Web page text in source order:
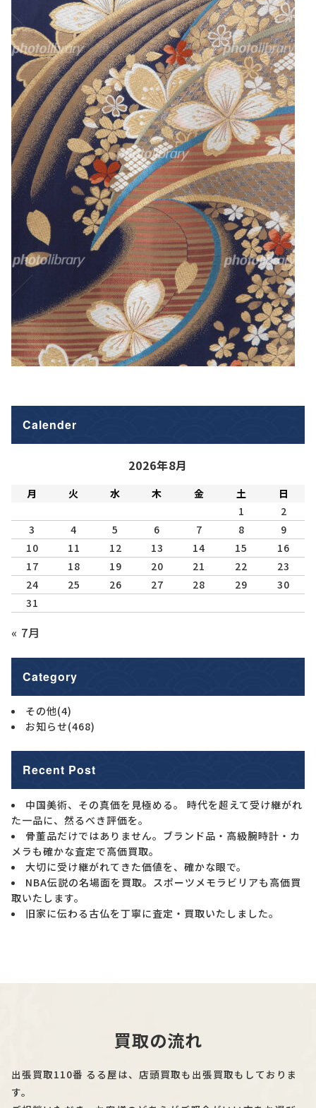
Calender
2026年8月
月 火 水 木 金 土
日
1
2
3
4 5 6 7 8
9
10
11 12 13 14 15
16
17
18 19 20 21 22
23
24
25 26 27 28 29
30
31
« 7月
Category
その他(4)
お知らせ(468)
Recent Post
中国美術、その真価を見極める。 時代を超えて受け継がれ
た一品に、然るべき評価を。
骨董品だけではありません。ブランド品・高級腕時計・カ
メラも確かな査定で高価買取。
大切に受け継がれてきた価値を、確かな眼で。
NBA伝説の名場面を買取。スポーツメモラビリアも高価買
取いたします。
旧家に伝わる古仏を丁寧に査定・買取いたしました。
買取の流れ
出張買取110番 るる屋は、店頭買取も出張買取もしておりま
す。